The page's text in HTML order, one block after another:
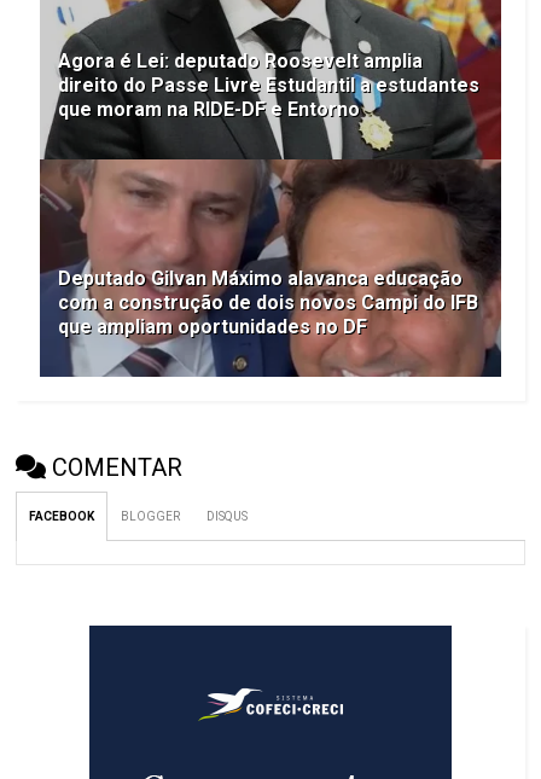
Agora é Lei: deputado Roosevelt amplia
direito do Passe Livre Estudantil a estudantes
que moram na RIDE-DF e Entorno
Deputado Gilvan Máximo alavanca educação
com a construção de dois novos Campi do IFB
que ampliam oportunidades no DF
COMENTAR
FACEBOOK BLOGGER DISQUS